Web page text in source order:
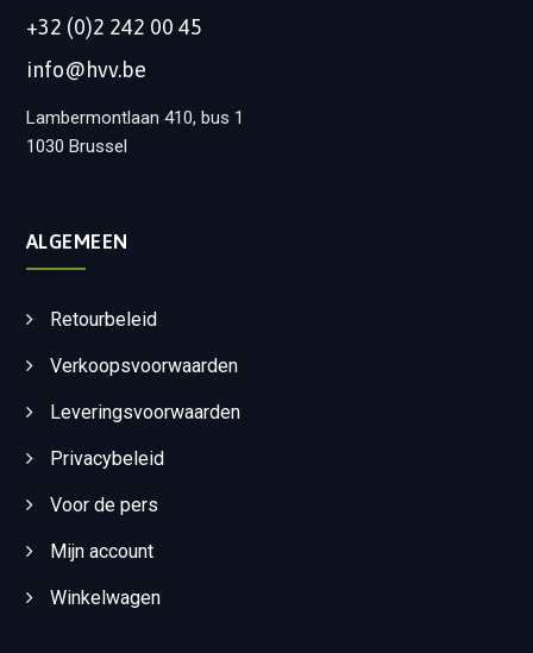
+32 (0)2 242 00 45
info@hvv.be
Lambermontlaan 410, bus 1
1030 Brussel
ALGEMEEN
Retourbeleid
Verkoopsvoorwaarden
Leveringsvoorwaarden
Privacybeleid
Voor de pers
Mijn account
Winkelwagen